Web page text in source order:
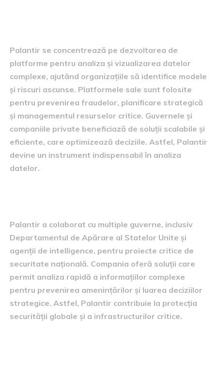
Palantir se concentrează pe dezvoltarea de
platforme pentru analiza și vizualizarea datelor
complexe, ajutând organizațiile să identifice modele
și riscuri ascunse. Platformele sale sunt folosite
pentru prevenirea fraudelor, planificare strategică
și managementul resurselor critice. Guvernele și
companiile private beneficiază de soluții scalabile și
eficiente, care optimizează deciziile. Astfel, Palantir
devine un instrument indispensabil în analiza
datelor.
Palantir a colaborat cu multiple guverne, inclusiv
Departamentul de Apărare al Statelor Unite și
agenții de intelligence, pentru proiecte critice de
securitate națională. Compania oferă soluții care
permit analiza rapidă a informațiilor complexe
pentru prevenirea amenințărilor și luarea deciziilor
strategice. Astfel, Palantir contribuie la protecția
securității globale și a infrastructurilor critice.